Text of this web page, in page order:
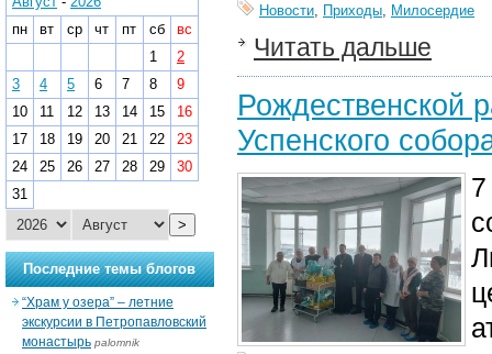
Новости, Приходы, Милосердие
Читать дальше
Рождественской
Успенского
пн
вт ср чт пт сб
вс
1
2
3
4 5 6 7 8
9
10
11 12 13 14 15
16
17
18 19 20 21 22
23
24
25 26 27 28 29
30
31
>
Последние темы блогов
“Храм у озера” – летние
экскурсии в Петропавловский
монастырь palomnik